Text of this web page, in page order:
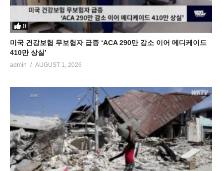
0
미국 건강보험 무보험자 급증 ‘ACA 290만 감소 이어 메디케이드
410만 상실’
admin AUGUST 1, 2026